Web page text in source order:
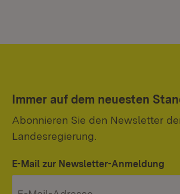
Immer auf dem neuesten
Abonnieren Sie den Newsletter
Landesregierung.
E-Mail zur Newsletter-Anmeldung